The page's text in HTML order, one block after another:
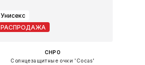
Унисекс
РАСПРОДАЖА
CHPO
Солнцезащитные очки 'Cocas'